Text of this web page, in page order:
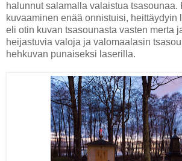
halunnut salamalla valaistua tsasounaa.
kuvaaminen enää onnistuisi, heittäydyin
eli otin kuvan tsasounasta vasten merta
heijastuvia valoja ja valomaalasin
hehkuvan punaiseksi laserilla.